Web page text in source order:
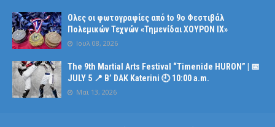
Ολες οι φωτογραφίες από tο 9ο Φεστιβάλ
Πολεμικών Τεχνών «Τημενίδαι ΧΟΥΡΟΝ ΙΧ»
Ιουλ 08, 2026
The 9th Martial Arts Festival “Timenide HURON” | 📅
JULY 5 📍 B’ DAK Katerini 🕘 10:00 a.m.
Μαϊ 13, 2026